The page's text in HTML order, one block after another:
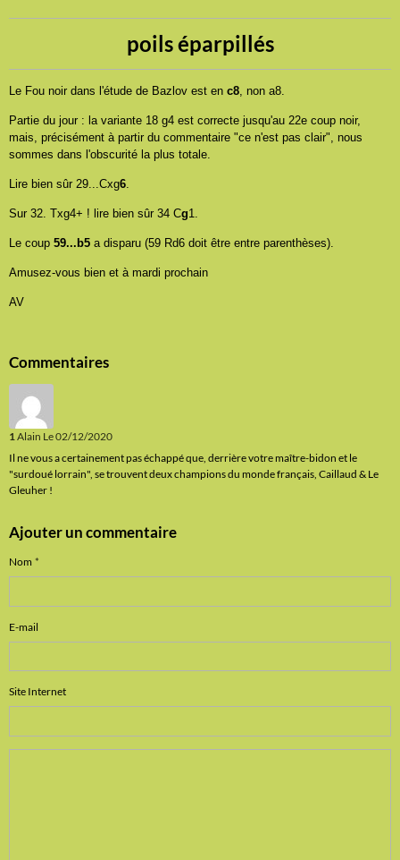
poils éparpillés
Le Fou noir dans l'étude de Bazlov est en c8, non a8.
Partie du jour : la variante 18 g4 est correcte jusqu'au 22e coup noir,
mais, précisément à partir du commentaire "ce n'est pas clair", nous
sommes dans l'obscurité la plus totale.
Lire bien sûr 29...Cxg6.
Sur 32. Txg4+ ! lire bien sûr 34 Cg1.
Le coup 59...b5 a disparu (59 Rd6 doit être entre parenthèses).
Amusez-vous bien et à mardi prochain
AV
Commentaires
1Alain Le 02/12/2020
Il ne vous a certainement pas échappé que, derrière votre maître-bidon et le
"surdoué lorrain", se trouvent deux champions du monde français, Caillaud & Le
Gleuher !
Ajouter un commentaire
Nom
E-mail
Site Internet